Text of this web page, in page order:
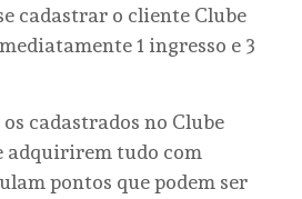
cadastrar o cliente Clube
1 ingresso e 3
cadastrados no Clube
adquirirem tudo com
pontos que podem ser